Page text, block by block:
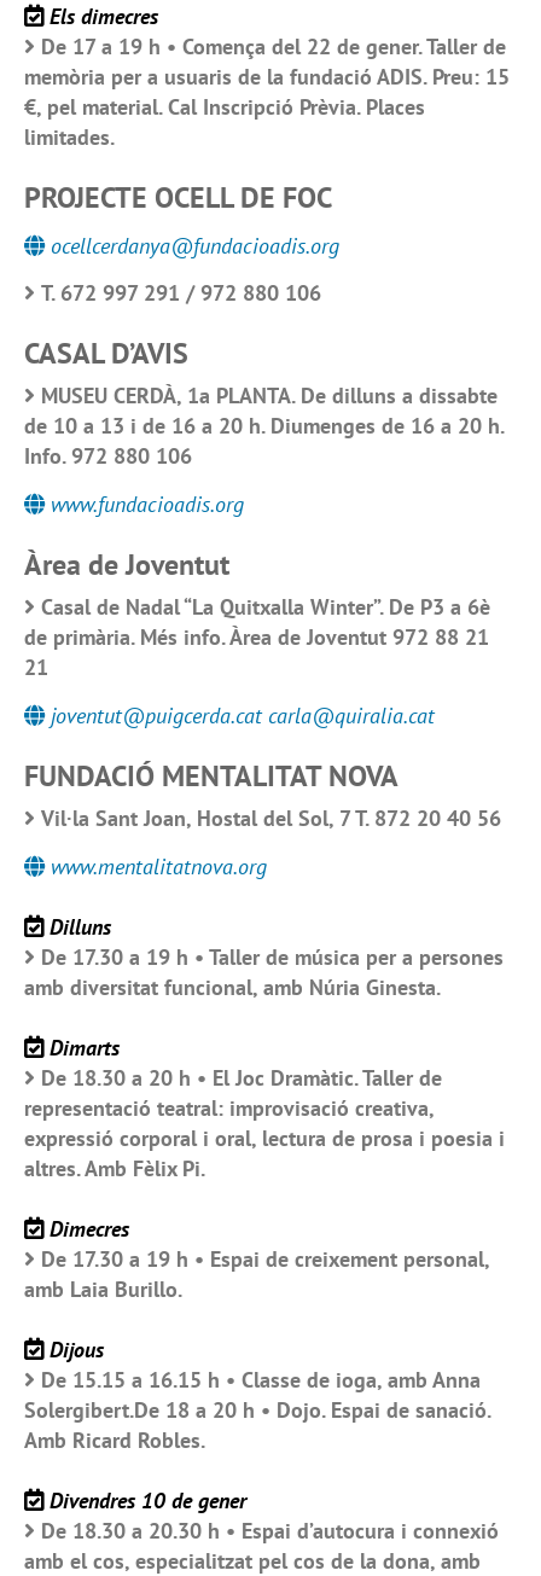
Els dimecres
De 17 a 19 h • Comença del 22 de gener. Taller de
memòria per a usuaris de la fundació ADIS. Preu: 15
€, pel material. Cal Inscripció Prèvia. Places
limitades.
PROJECTE OCELL DE FOC
ocellcerdanya@fundacioadis.org
T. 672 997 291 / 972 880 106
CASAL D’AVIS
MUSEU CERDÀ, 1a PLANTA. De dilluns a dissabte
de 10 a 13 i de 16 a 20 h. Diumenges de 16 a 20 h.
Info. 972 880 106
www.fundacioadis.org
Àrea de Joventut
Casal de Nadal “La Quitxalla Winter”. De P3 a 6è
de primària. Més info. Àrea de Joventut 972 88 21
21
joventut@puigcerda.cat carla@quiralia.cat
FUNDACIÓ MENTALITAT NOVA
Vil·la Sant Joan, Hostal del Sol, 7 T. 872 20 40 56
www.mentalitatnova.org
Dilluns
De 17.30 a 19 h • Taller de música per a persones
amb diversitat funcional, amb Núria Ginesta.
Dimarts
De 18.30 a 20 h • El Joc Dramàtic. Taller de
representació teatral: improvisació creativa,
expressió corporal i oral, lectura de prosa i poesia i
altres. Amb Fèlix Pi.
Dimecres
De 17.30 a 19 h • Espai de creixement personal,
amb Laia Burillo.
Dijous
De 15.15 a 16.15 h • Classe de ioga, amb Anna
Solergibert.De 18 a 20 h • Dojo. Espai de sanació.
Amb Ricard Robles.
Divendres 10 de gener
De 18.30 a 20.30 h • Espai d’autocura i connexió
amb el cos, especialitzat pel cos de la dona, amb